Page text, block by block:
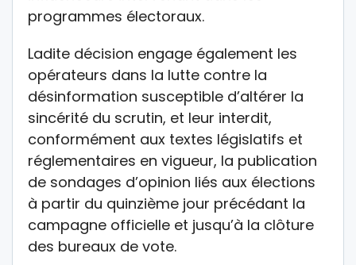
programmes électoraux.
Ladite décision engage également les
opérateurs dans la lutte contre la
désinformation susceptible d’altérer la
sincérité du scrutin, et leur interdit,
conformément aux textes législatifs et
réglementaires en vigueur, la publication
de sondages d’opinion liés aux élections
à partir du quinzième jour précédant la
campagne officielle et jusqu’à la clôture
des bureaux de vote.